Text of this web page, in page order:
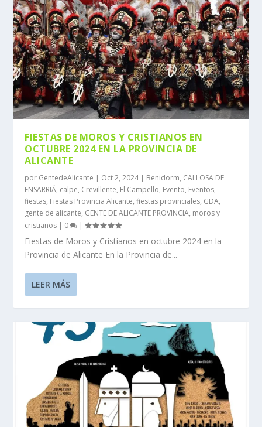
FIESTAS DE MOROS Y CRISTIANOS EN
OCTUBRE 2024 EN LA PROVINCIA DE
ALICANTE
por GentedeAlicante | Oct 2, 2024| Benidorm, CALLOSA DE
ENSARRIÁ, calpe, Crevillente, El Campello, Evento, Eventos,
fiestas, Fiestas Provincia Alicante,fiestas provinciales, GDA,
gente de alicante, GENTE DE ALICANTE PROVINCIA, moros y
cristianos | 0 |
Fiestas de Moros y Cristianos en octubre 2024 en la
Provincia de Alicante En la Provincia de...
LEER MÁS